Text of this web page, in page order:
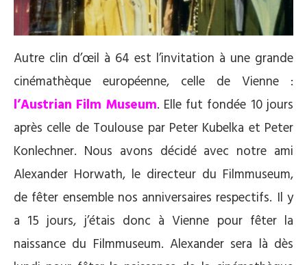
Autre clin d’œil à 64 est l’invitation à une grande
cinémathèque européenne, celle de Vienne :
l’Austrian Film Museum. Elle fut fondée 10 jours
après celle de Toulouse par Peter Kubelka et Peter
Konlechner. Nous avons décidé avec notre ami
Alexander Horwath, le directeur du Filmmuseum,
de fêter ensemble nos anniversaires respectifs. Il y
a 15 jours, j’étais donc à Vienne pour fêter la
naissance du Filmmuseum. Alexander sera là dès